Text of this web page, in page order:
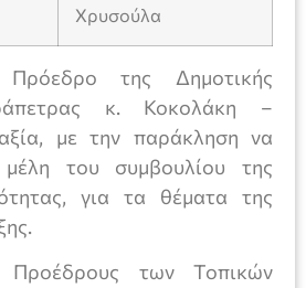
Χρυσούλα
της Δημοτικής
κ. Κοκολάκη –
με την παράκληση να
του συμβουλίου της
για τα θέματα της
των Τοπικών